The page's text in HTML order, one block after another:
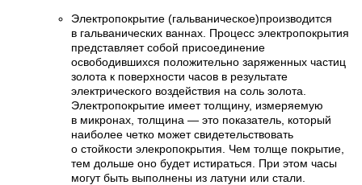
Электропокрытие (гальваническое)производится
в гальванических ваннах. Процесс электропокрытия
представляет собой присоединение
освободившихся положительно заряженных частиц
золота к поверхности часов в результате
электрического воздействия на соль золота.
Электропокрытие имеет толщину, измеряемую
в микронах, толщина — это показатель, который
наиболее четко может свидетельствовать
о стойкости элекропокрытия. Чем толще покрытие,
тем дольше оно будет истираться. При этом часы
могут быть выполнены из латуни или стали.